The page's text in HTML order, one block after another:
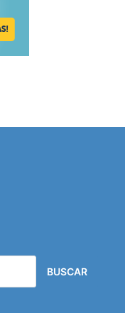
BUSCAR